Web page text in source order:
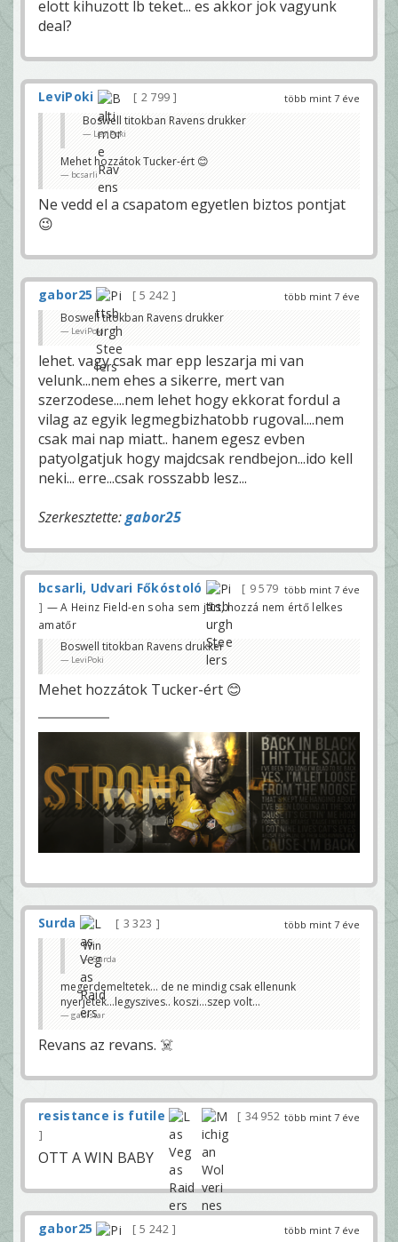
elott kihuzott lb teket... es akkor jok vagyunk
deal?
több mint 7 éve
LeviPoki
2 799
Boswell titokban Ravens drukker
LeviPoki
Mehet hozzátok Tucker-ért 😊
bcsarli
Ne vedd el a csapatom egyetlen biztos pontjat
😉
több mint 7 éve
gabor25
5 242
Boswell titokban Ravens drukker
LeviPoki
lehet. vagy csak mar epp leszarja mi van
velunk...nem ehes a sikerre, mert van
szerzodese....nem lehet hogy ekkorat fordul a
vilag az egyik legmegbizhatobb rugoval....nem
csak mai nap miatt.. hanem egesz evben
patyolgatjuk hogy majdcsak rendbejon...ido kell
neki... erre...csak rosszabb lesz...
Szerkesztette:gabor25
több mint 7 éve
bcsarli, Udvari Főkóstoló 9 579
— A Heinz Field-en soha sem járt, hozzá nem értő lelkes
amatőr
Boswell titokban Ravens drukker
LeviPoki
Mehet hozzátok Tucker-ért 😊
több mint 7 éve
Surda
3 323
Win
Surda
megerdemeltetek... de ne mindig csak ellenunk
nyerjetek...legyszives.. koszi...szep volt...
gabistar
Revans az revans. ☠️
több mint 7 éve
resistance is futile 34 952
OTT A WIN BABY
több mint 7 éve
gabor25 5 242